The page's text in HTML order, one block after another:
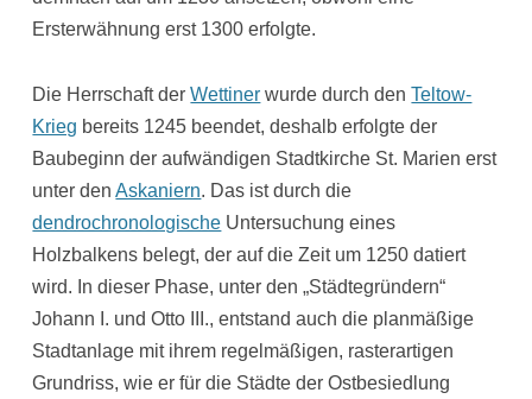
Ersterwähnung erst 1300 erfolgte.
Die Herrschaft derWettiner wurde durch denTeltow-
Krieg bereits 1245 beendet, deshalb erfolgte der
Baubeginn der aufwändigen Stadtkirche St. Marien erst
unter denAskaniern. Das ist durch die
dendrochronologische Untersuchung eines
Holzbalkens belegt, der auf die Zeit um 1250 datiert
wird. In dieser Phase, unter den „Städtegründern“
Johann I. und Otto III., entstand auch die planmäßige
Stadtanlage mit ihrem regelmäßigen, rasterartigen
Grundriss, wie er für die Städte der Ostbesiedlung